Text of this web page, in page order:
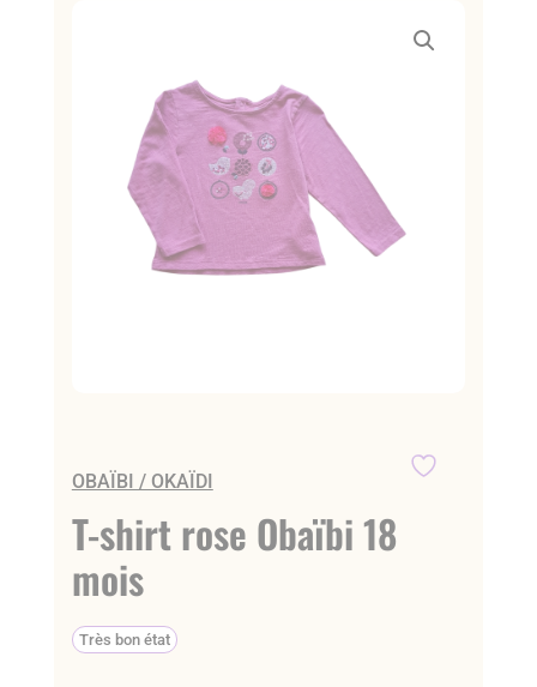
OBAÏBI / OKAÏDI
T-shirt rose Obaïbi 18
mois
Très bon état